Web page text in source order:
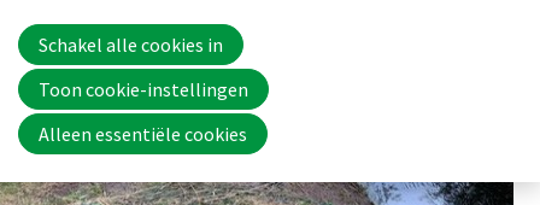
to
main
content
Schakel alle cookies in
Toon cookie-instellingen
Alleen essentiële cookies